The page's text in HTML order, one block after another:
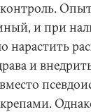
контроль.
и при
нарастить
и